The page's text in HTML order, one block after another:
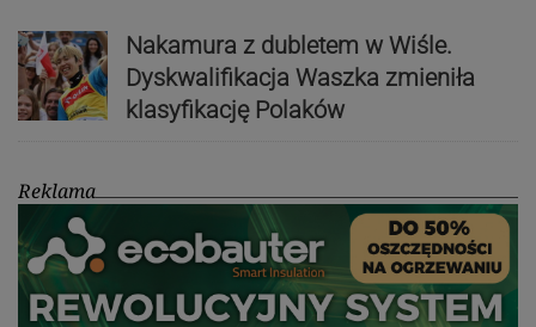
Nakamura z dubletem w Wiśle.
Dyskwalifikacja Waszka zmieniła
klasyfikację Polaków
Reklama